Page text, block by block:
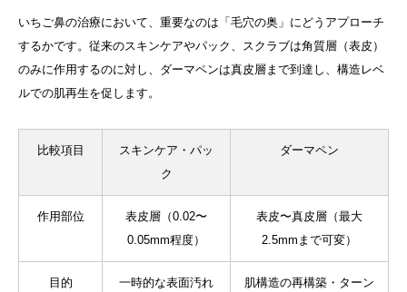
いちご鼻の治療において、重要なのは「毛穴の奥」にどうアプローチ
するかです。従来のスキンケアやパック、スクラブは角質層（表皮）
のみに作用するのに対し、ダーマペンは真皮層まで到達し、構造レベ
ルでの肌再生を促します。
比較項目
スキンケア・パッ
ク
ダーマペン
作用部位
表皮層（0.02〜
0.05mm程度）
表皮〜真皮層（最大
2.5mmまで可変）
目的
一時的な表面汚れ
肌構造の再構築・ターン